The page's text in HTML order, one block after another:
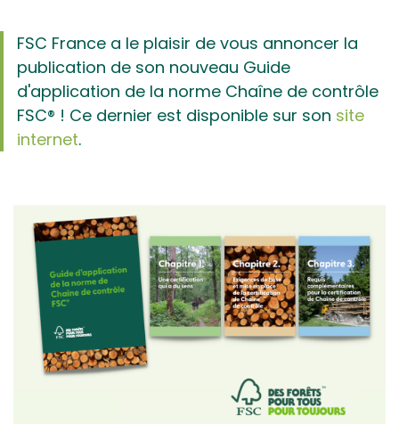
FSC France a le plaisir de vous annoncer la
publication de son nouveau Guide
d'application de la norme Chaîne de contrôle
FSC® ! Ce dernier est disponible sur son site
internet.